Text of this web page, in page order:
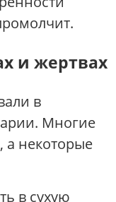
и жертвах
в
Многие
а некоторые
в сухую